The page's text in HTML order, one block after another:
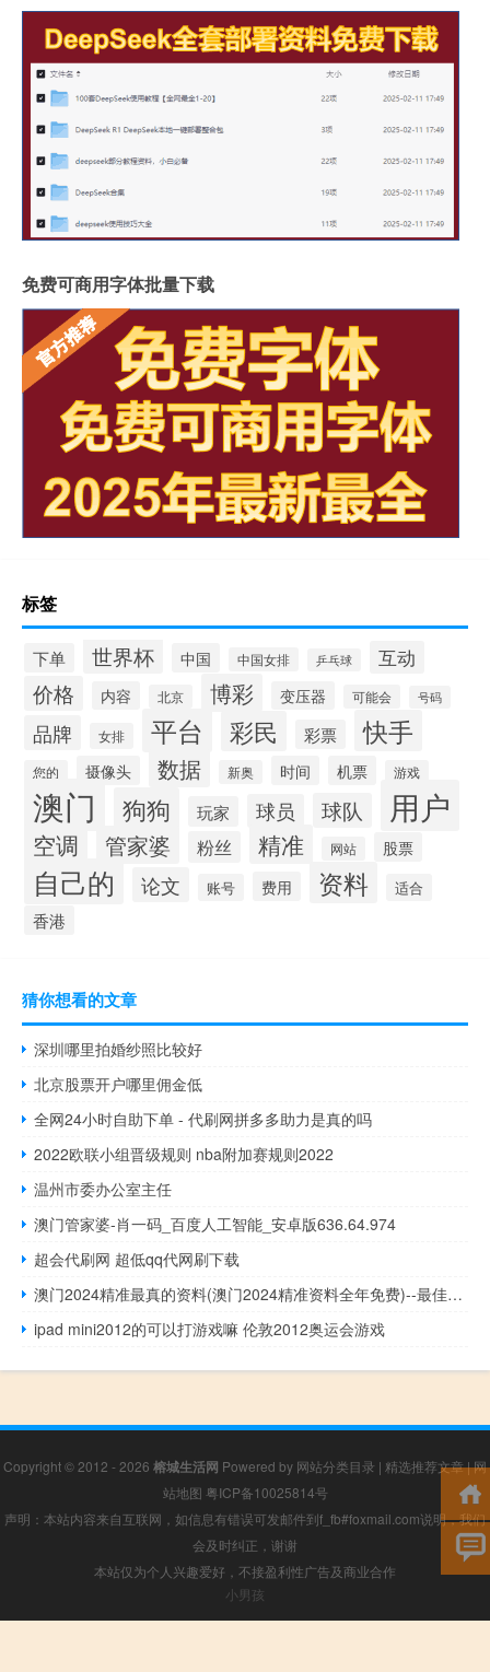
免费可商用字体批量下载
标签
下单 世界杯 中国 中国女排 乒乓球 互动
价格 内容 北京 博彩 变压器 可能会 号码
品牌 女排 平台 彩民 彩票 快手
您的 摄像头 数据 新奥 时间 机票 游戏
澳门 狗狗 玩家 球员 球队 用户
空调 管家婆 粉丝 精准 网站 股票
自己的 论文 账号 费用 资料 适合
香港
猜你想看的文章
深圳哪里拍婚纱照比较好
北京股票开户哪里佣金低
全网24小时自助下单 - 代刷网拼多多助力是真的吗
2022欧联小组晋级规则 nba附加赛规则2022
温州市委办公室主任
澳门管家婆-肖一码_百度人工智能_安卓版636.64.974
超会代刷网 超低qq代网刷下载
澳门2024精准最真的资料(澳门2024精准资料全年免费)--最佳选择--主页版v556.472
ipad mini2012的可以打游戏嘛 伦敦2012奥运会游戏
Copyright © 2012 - 2026 榕城生活网 Powered by 网站分类目录 | 精选推荐文章|网
站地图 粤ICP备10025814号
声明：本站内容来自互联网，如信息有错误可发邮件到f_fb#foxmail.com说明，我们
会及时纠正，谢谢
本站仅为个人兴趣爱好，不接盈利性广告及商业合作
小男孩